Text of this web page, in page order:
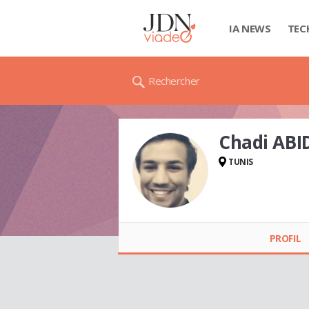
IA NEWS
Rechercher
Chadi
TUNIS
PROFIL